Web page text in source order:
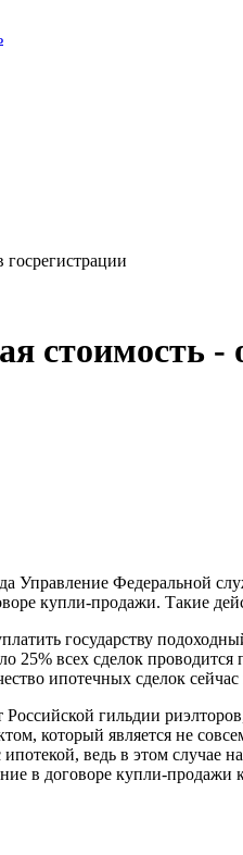
госрегистрации
стоимость -
Управление Федеральной
купли-продажи. Такие
государству
25% всех сделок
ипотечных сделок
гильдии
который является не
ведь в этом
в договоре купли-продажи